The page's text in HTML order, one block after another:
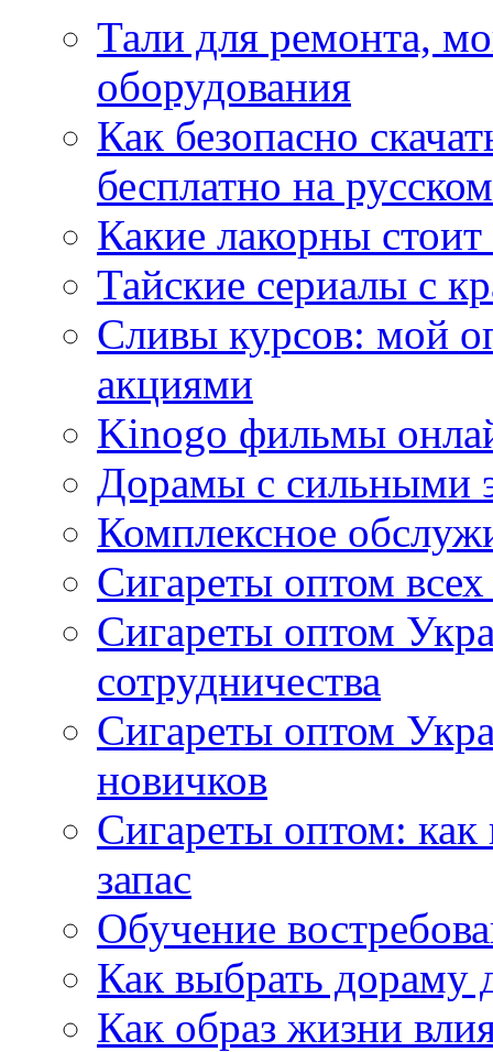
Тали для ремонта,
оборудования
Как безопасно
бесплатно на
Какие лакорны
Тайские сериалы с
Сливы курсов: мой
акциями
Kinogo фильмы
Дорамы с сильными
Комплексное
Сигареты оптом
Сигареты оптом
сотрудничества
Сигареты оптом
новичков
Сигареты оптом:
запас
Обучение
Как выбрать дораму
Как образ жизни